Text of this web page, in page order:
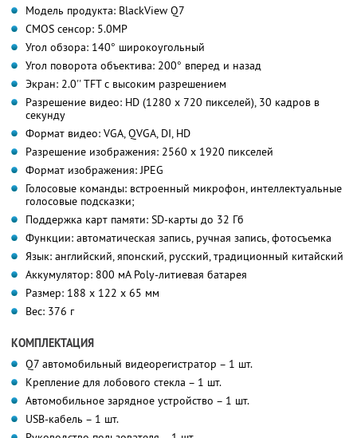
Модель продукта: BlackView Q7
CMOS сенсор: 5.0MP
Угол обзора: 140° широкоугольный
Угол поворота объектива: 200° вперед и назад
Экран: 2.0'' TFT с высоким разрешением
Разрешение видео: HD (1280 x 720 пикселей), 30 кадров в
секунду
Формат видео: VGA, QVGA, DI, HD
Разрешение изображения: 2560 x 1920 пикселей
Формат изображения: JPEG
Голосовые команды: встроенный микрофон, интеллектуальные
голосовые подсказки;
Поддержка карт памяти: SD-карты до 32 Гб
Функции: автоматическая запись, ручная запись, фотосъемка
Язык: английский, японский, русский, традиционный китайский
Аккумулятор: 800 мА Poly-литиевая батарея
Размер: 188 х 122 х 65 мм
Вес: 376 г
КОМПЛЕКТАЦИЯ
Q7 автомобильный видеорегистратор – 1 шт.
Крепление для лобового стекла – 1 шт.
Автомобильное зарядное устройство – 1 шт.
USB-кабель – 1 шт.